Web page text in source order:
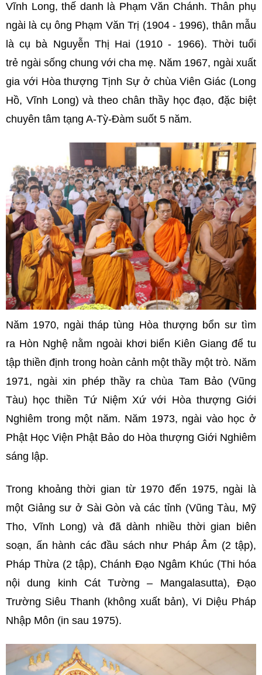
Vĩnh Long, thế danh là Phạm Văn Chánh. Thân phụ
ngài là cụ ông Phạm Văn Trị (1904 - 1996), thân mẫu
là cụ bà Nguyễn Thị Hai (1910 - 1966). Thời tuổi
trẻ ngài sống chung với cha mẹ. Năm 1967, ngài xuất
gia với Hòa thượng Tịnh Sự ở chùa Viên Giác (Long
Hồ, Vĩnh Long) và theo chân thầy học đạo, đặc biệt
chuyên tâm tạng A-Tỳ-Đàm suốt 5 năm.
Năm 1970, ngài tháp tùng Hòa thượng bổn sư tìm
ra Hòn Nghệ nằm ngoài khơi biển Kiên Giang để tu
tập thiền định trong hoàn cảnh một thầy một trò. Năm
1971, ngài xin phép thầy ra chùa Tam Bảo (Vũng
Tàu) học thiền Tứ Niệm Xứ với Hòa thượng Giới
Nghiêm trong một năm. Năm 1973, ngài vào học ở
Phật Học Viện Phật Bảo do Hòa thượng Giới Nghiêm
sáng lập.
Trong khoảng thời gian từ 1970 đến 1975, ngài là
một Giảng sư ở Sài Gòn và các tỉnh (Vũng Tàu, Mỹ
Tho, Vĩnh Long) và đã dành nhiều thời gian biên
soạn, ấn hành các đầu sách như Pháp Âm (2 tập),
Pháp Thừa (2 tập), Chánh Đạo Ngâm Khúc (Thi hóa
nội dung kinh Cát Tường – Mangalasutta), Đạo
Trường Siêu Thanh (không xuất bản), Vi Diệu Pháp
Nhập Môn (in sau 1975).